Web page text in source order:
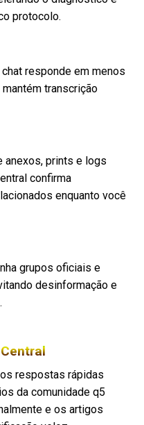
protocolo.
responde em menos
transcrição
anexos, prints e logs
confirma
enquanto você
grupos oficiais e
desinformação e
respostas rápidas
da comunidade q5
e os artigos